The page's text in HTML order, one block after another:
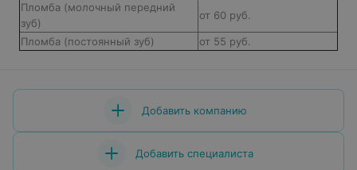
Пломба (молочный передний
зуб)
от 60 руб.
Пломба (постоянный зуб) от 55 руб.
Добавить компанию
Добавить специалиста